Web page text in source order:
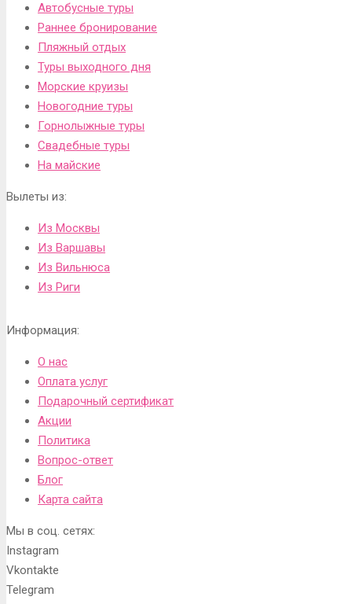
Автобусные туры
Раннее бронирование
Пляжный отдых
Туры выходного дня
Морские круизы
Новогодние туры
Горнолыжные туры
Свадебные туры
На майские
Вылеты из:
Из Москвы
Из Варшавы
Из Вильнюса
Из Риги
Информация:
О нас
Оплата услуг
Подарочный сертификат
Акции
Политика
Вопрос-ответ
Блог
Карта сайта
Мы в соц. сетях:
Instagram
Vkontakte
Telegram